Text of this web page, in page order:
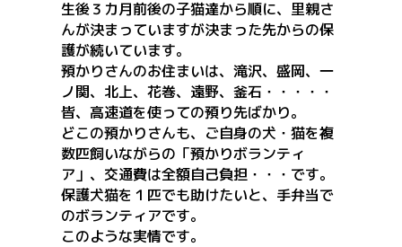
生後３カ月前後の子猫達から順に、里親さ
んが決まっていますが決まった先からの保
護が続いています。
預かりさんのお住まいは、滝沢、盛岡、一
ノ関、北上、花巻、遠野、釜石・・・・・
皆、高速道を使っての預り先ばかり。
どこの預かりさんも、ご自身の犬・猫を複
数匹飼いながらの「預かりボランティ
ア」、交通費は全額自己負担・・・です。
保護犬猫を１匹でも助けたいと、手弁当で
のボランティアです。
このような実情です。